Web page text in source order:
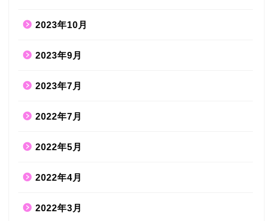
2023年10月
2023年9月
2023年7月
2022年7月
2022年5月
2022年4月
2022年3月